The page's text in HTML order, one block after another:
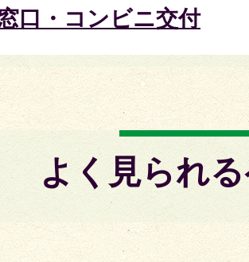
口・コンビニ交付
よく見られ